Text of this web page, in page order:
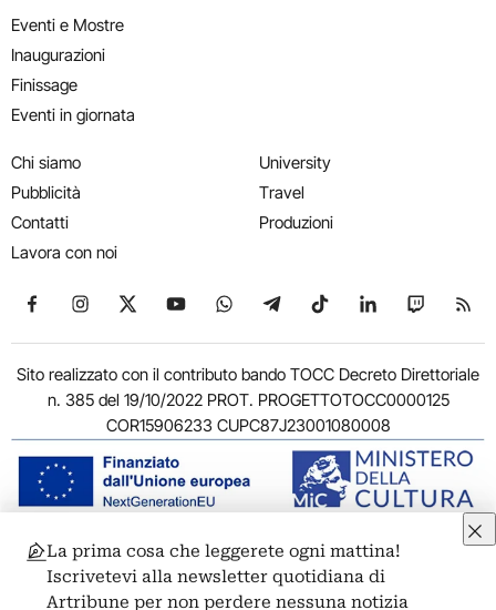
Eventi e Mostre
Inaugurazioni
Finissage
Eventi in giornata
Chi siamo
Pubblicità
Contatti
Lavora con noi
University
Travel
Produzioni
Seguici su Facebook
Seguici su Instagram
Seguici su X
Seguici su YouTube
Seguici su WhatsApp
Seguici su Telegram
Seguici su TikTok
Seguici su
Seguici
Sito realizzato con il contributo bando TOCC Decreto Direttoriale
n. 385 del 19/10/2022 PROT. PROGETTOTOCC0000125
COR15906233 CUPC87J23001080008
© 2011-2026 ARTRIBUNE srl – Corso Vittorio Emanuele II, 287 –
00186 Roma - P.I. 11381581005
La prima cosa che leggerete ogni mattina!
Iscrivetevi alla newsletter quotidiana di
Artribune per non perdere nessuna notizia